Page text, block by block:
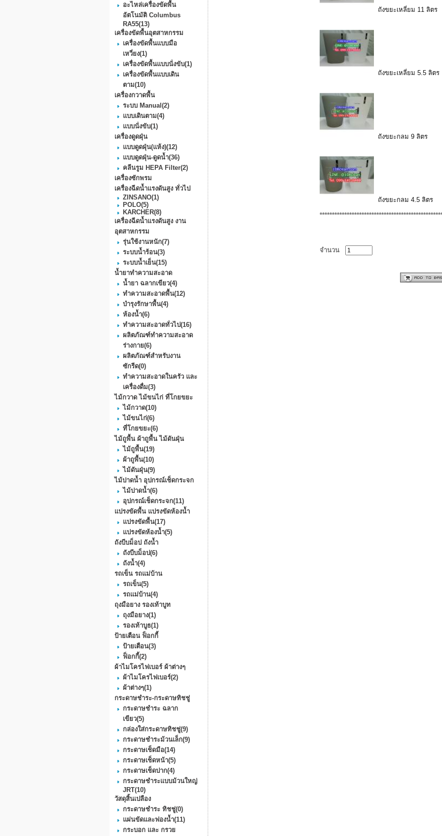
อะไหล่เครื่องขัดพื้น
อัตโนมัติ Columbus
RA55(13)
เครื่องขัดพื้นอุตสาหกรรม
เครื่องขัดพื้นแบบมือ
เหวี่ยง(1)
เครื่องขัดพื้นแบบนั่งขับ(1)
เครื่องขัดพื้นแบบเดิน
ตาม(10)
เครื่องกวาดพื้น
ระบบ Manual(2)
แบบเดินตาม(4)
แบบนั่งขับ(1)
เครื่องดูดฝุ่น
แบบดูดฝุ่น(แห้ง)(12)
แบบดูดฝุ่น-ดูดน้ำ(36)
คลีนรูม HEPA Filter(2)
เครื่องซักพรม
เครื่องฉีดน้ำแรงดันสูง ทั่วไป
ZINSANO(1)
POLO(5)
KARCHER(8)
เครื่องฉีดน้ำแรงดันสูง งาน
อุตสาหกรรม
รุ่นใช้งานหนัก(7)
ระบบน้ำร้อน(3)
ระบบน้ำเย็น(15)
น้ำยาทำความสะอาด
น้ำยา ฉลากเขียว(4)
ทำความสะอาดพื้น(12)
บำรุงรักษาพื้น(4)
ห้องน้ำ(6)
ทำความสะอาดทั่วไป(16)
ผลิตภัณฑ์ทำความสะอาด
ร่างกาย(6)
ผลิตภัณฑ์สำหรับงาน
ซักรีด(0)
ทำความสะอาดในครัว และ
เครื่องดื่ม(3)
ไม้กวาด ไม้ขนไก่ ที่โกยขยะ
ไม้กวาด(10)
ไม้ขนไก่(6)
ที่โกยขยะ(6)
ไม้ถูพื้น ผ้าถูพื้น ไม้ดันฝุ่น
ไม้ถูพื้น(19)
ผ้าถูพื้น(10)
ไม้ดันฝุ่น(9)
ไม้ปาดน้ำ อุปกรณ์เช็ดกระจก
ไม้ปาดน้ำ(6)
อุปกรณ์เช็ดกระจก(11)
แปรงขัดพื้น แปรงขัดห้องน้ำ
แปรงขัดพื้น(17)
แปรงขัดห้องน้ำ(5)
ถังบีบม็อป ถังน้ำ
ถังบีบม็อป(6)
ถังน้ำ(4)
รถเข็น รถแม่บ้าน
รถเข็น(5)
รถแม่บ้าน(4)
ถุงมือยาง รองเท้าบูท
ถุงมือยาง(1)
รองเท้าบูธ(1)
ป้ายเตือน ฟ็อกกี้
ป้ายเตือน(3)
ฟ็อกกี้(2)
ผ้าไมโครไฟเบอร์ ผ้าต่างๆ
ผ้าไมโครไฟเบอร์(2)
ผ้าต่างๆ(1)
กระดาษชำระ-กระดาษทิชชู่
กระดาษชำระ ฉลาก
เขียว(5)
กล่องใส่กระดาษทิชชู่(9)
กระดาษชําระม้วนเล็ก(9)
กระดาษเช็ดมือ(14)
กระดาษเช็ดหน้า(5)
กระดาษเช็ดปาก(4)
กระดาษชำระแบบม้วนใหญ่
JRT(10)
วัสดุสิ้นเปลือง
กระดาษชำระ ทิชชู่(0)
แผ่นขัดและฟองน้ำ(11)
กระบอก และ กรวย
ถังขยะเหลี่ยม 11 ลิตร
ถังขยะเหลี่ยม 5.5 ลิตร
ถังขยะกลม 9 ลิตร
ถังขยะกลม 4.5 ลิตร
จำนวน